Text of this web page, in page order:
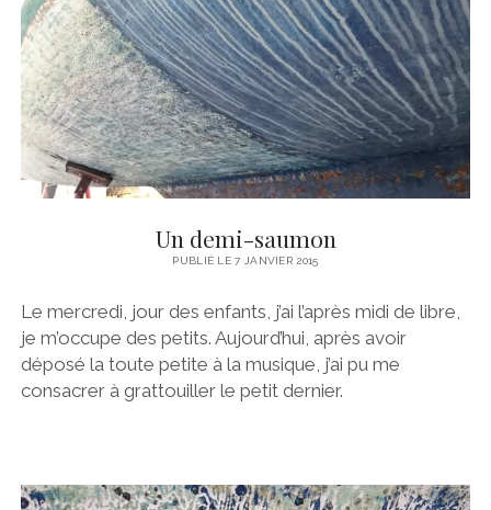
Un demi-saumon
PUBLIÉ LE 7 JANVIER 2015
Le mercredi, jour des enfants, j’ai l’après midi de libre,
je m’occupe des petits. Aujourd’hui, après avoir
déposé la toute petite à la musique, j’ai pu me
consacrer à grattouiller le petit dernier.